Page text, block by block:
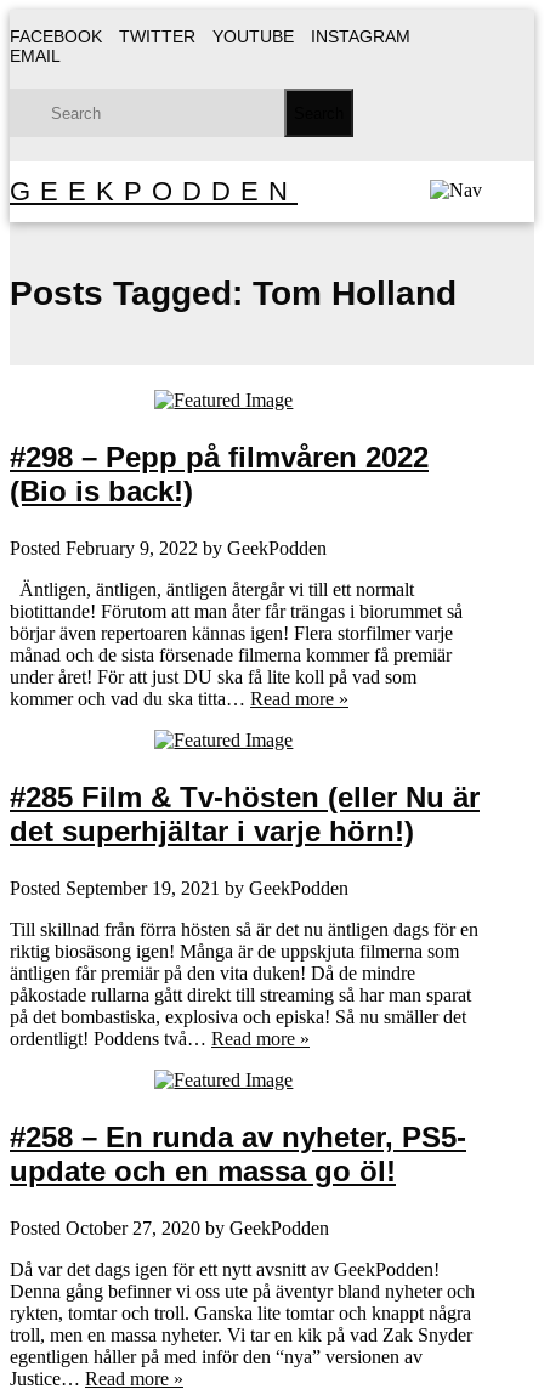
FACEBOOK TWITTER YOUTUBE
INSTAGRAM
EMAIL
GEEKPODDEN
Posts Tagged: Tom Holland
#298 – Pepp på filmvåren 2022
(Bio is back!)
Posted February 9, 2022 by GeekPodden
Äntligen, äntligen, äntligen återgår vi till ett normalt
biotittande! Förutom att man åter får trängas i biorummet så
börjar även repertoaren kännas igen! Flera storfilmer varje
månad och de sista försenade filmerna kommer få premiär
under året! För att just DU ska få lite koll på vad som
kommer och vad du ska titta… Read more »
#285 Film & Tv-hösten (eller Nu är
det superhjältar i varje hörn!)
Posted September 19, 2021 by GeekPodden
Till skillnad från förra hösten så är det nu äntligen dags för en
riktig biosäsong igen! Många är de uppskjuta filmerna som
äntligen får premiär på den vita duken! Då de mindre
påkostade rullarna gått direkt till streaming så har man sparat
på det bombastiska, explosiva och episka! Så nu smäller det
ordentligt! Poddens två… Read more »
#258 – En runda av nyheter, PS5-
update och en massa go öl!
Posted October 27, 2020 by GeekPodden
Då var det dags igen för ett nytt avsnitt av GeekPodden!
Denna gång befinner vi oss ute på äventyr bland nyheter och
rykten, tomtar och troll. Ganska lite tomtar och knappt några
troll, men en massa nyheter. Vi tar en kik på vad Zak Snyder
egentligen håller på med inför den “nya” versionen av
Justice… Read more »